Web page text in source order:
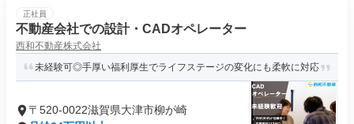
正社員
不動産会社での設計・CADオペレーター
西和不動産株式会社
未経験可◎手厚い福利厚生でライフステージの変化にも柔軟に対応
〒520-0022滋賀県大津市柳が崎